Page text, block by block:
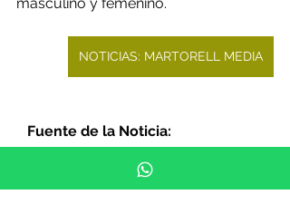
NOTICIAS: MARTORELL MEDIA
Fuente de la Noticia:
marketingdirecto